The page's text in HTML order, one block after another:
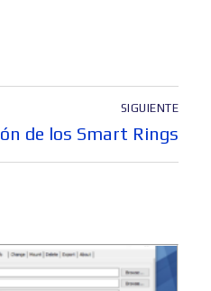
SIGUIENTE
de los Smart Rings